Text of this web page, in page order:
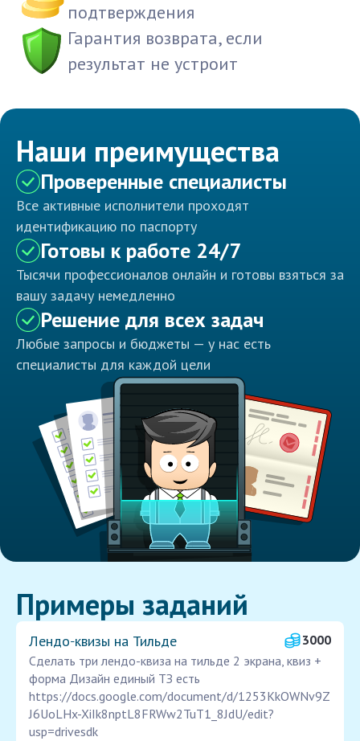
подтверждения
Гарантия возврата, если
результат не устроит
Наши преимущества
Проверенные специалисты
Все активные исполнители проходят
идентификацию по паспорту
Готовы к работе 24/7
Тысячи профессионалов онлайн и готовы взяться за
вашу задачу немедленно
Решение для всех задач
Любые запросы и бюджеты — у нас есть
специалисты для каждой цели
Примеры заданий
Лендо‑квизы на Тильде
3000
Сделать три лендо-квиза на тильде 2 экрана, квиз +
форма Дизайн единый ТЗ есть
https://docs.google.com/document/d/1253KkOWNv9Z
J6UoLHx-XiIk8nptL8FRWw2TuT1_8JdU/edit?
usp=drivesdk